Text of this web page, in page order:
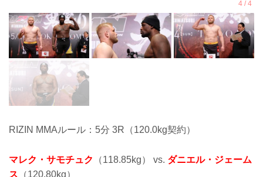
RIZIN MMAルール：5分 3R（120.0kg契約）
マレク・サモチュク （118.85kg） vs. ダニエル・ジェーム
ス （120.80kg）